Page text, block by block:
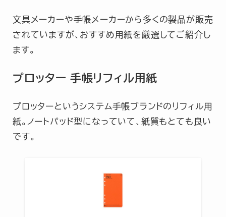
文具メーカーや手帳メーカーから多くの製品が販売
されていますが、おすすめ用紙を厳選してご紹介し
ます。
プロッター 手帳リフィル用紙
プロッターというシステム手帳ブランドのリフィル用
紙。ノートパッド型になっていて、紙質もとても良い
です。